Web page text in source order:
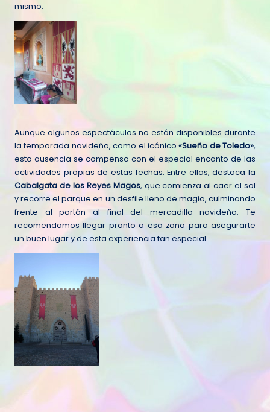
mismo.
Aunque algunos espectáculos no están disponibles durante
la temporada navideña, como el icónico«Sueño de Toledo»,
esta ausencia se compensa con el especial encanto de las
actividades propias de estas fechas. Entre ellas, destaca la
Cabalgata de los Reyes Magos, que comienza al caer el sol
y recorre el parque en un desfile lleno de magia, culminando
frente al portón al final del mercadillo navideño. Te
recomendamos llegar pronto a esa zona para asegurarte
un buen lugar y de esta experiencia tan especial.